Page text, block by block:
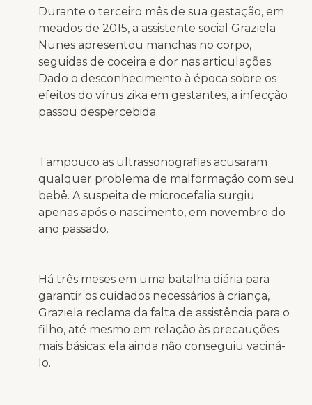
Durante o terceiro mês de sua gestação, em
meados de 2015, a assistente social Graziela
Nunes apresentou manchas no corpo,
seguidas de coceira e dor nas articulações.
Dado o desconhecimento à época sobre os
efeitos do vírus zika em gestantes, a infecção
passou despercebida.
Tampouco as ultrassonografias acusaram
qualquer problema de malformação com seu
bebê. A suspeita de microcefalia surgiu
apenas após o nascimento, em novembro do
ano passado.
Há três meses em uma batalha diária para
garantir os cuidados necessários à criança,
Graziela reclama da falta de assistência para o
filho, até mesmo em relação às precauções
mais básicas: ela ainda não conseguiu vaciná-
lo.